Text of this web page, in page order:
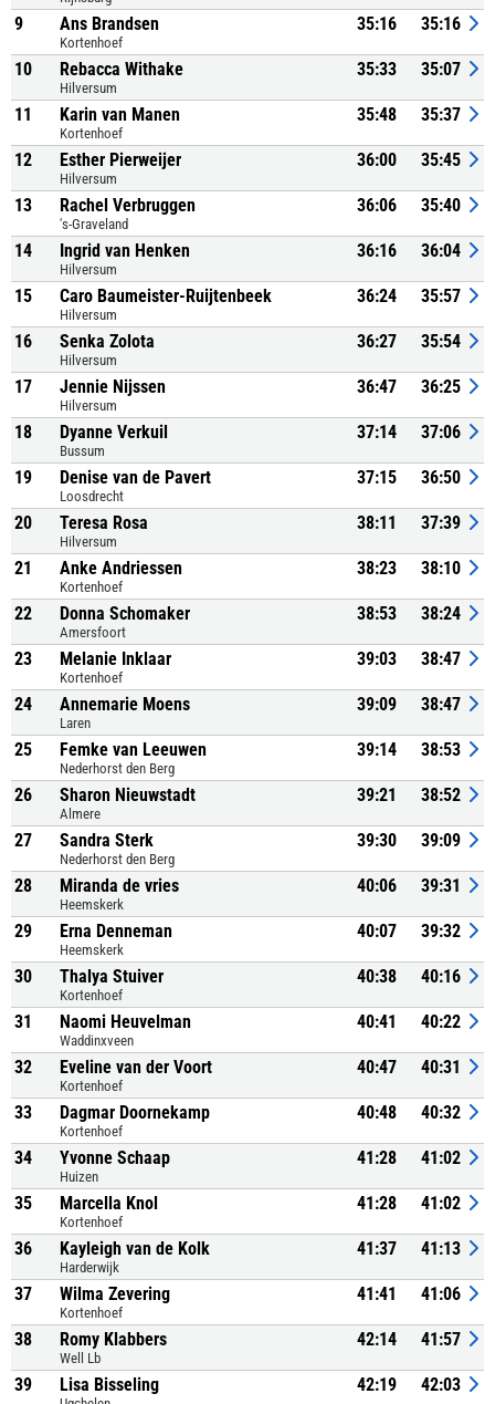
9 Ans Brandsen
Kortenhoef
35:16 35:16
10 Rebacca Withake
Hilversum
35:33 35:07
11 Karin van Manen
Kortenhoef
35:48 35:37
12 Esther Pierweijer
Hilversum
36:00 35:45
13 Rachel Verbruggen
's-Graveland
36:06 35:40
14 Ingrid van Henken
Hilversum
36:16 36:04
15 Caro Baumeister-Ruijtenbeek
Hilversum
36:24 35:57
16 Senka Zolota
Hilversum
36:27 35:54
17 Jennie Nijssen
Hilversum
36:47 36:25
18 Dyanne Verkuil
Bussum
37:14 37:06
19 Denise van de Pavert
Loosdrecht
37:15 36:50
20 Teresa Rosa
Hilversum
38:11 37:39
21 Anke Andriessen
Kortenhoef
38:23 38:10
22 Donna Schomaker
Amersfoort
38:53 38:24
23 Melanie Inklaar
Kortenhoef
39:03 38:47
24 Annemarie Moens
Laren
39:09 38:47
25 Femke van Leeuwen
Nederhorst den Berg
39:14 38:53
26 Sharon Nieuwstadt
Almere
39:21 38:52
27 Sandra Sterk
Nederhorst den Berg
39:30 39:09
28 Miranda de vries
Heemskerk
40:06 39:31
29 Erna Denneman
Heemskerk
40:07 39:32
30 Thalya Stuiver
Kortenhoef
40:38 40:16
31 Naomi Heuvelman
Waddinxveen
40:41 40:22
32 Eveline van der Voort
Kortenhoef
40:47 40:31
33 Dagmar Doornekamp
Kortenhoef
40:48 40:32
34 Yvonne Schaap
Huizen
41:28 41:02
35 Marcella Knol
Kortenhoef
41:28 41:02
36 Kayleigh van de Kolk
Harderwijk
41:37 41:13
37 Wilma Zevering
Kortenhoef
41:41 41:06
38 Romy Klabbers
Well Lb
42:14 41:57
39 Lisa Bisseling 42:19 42:03